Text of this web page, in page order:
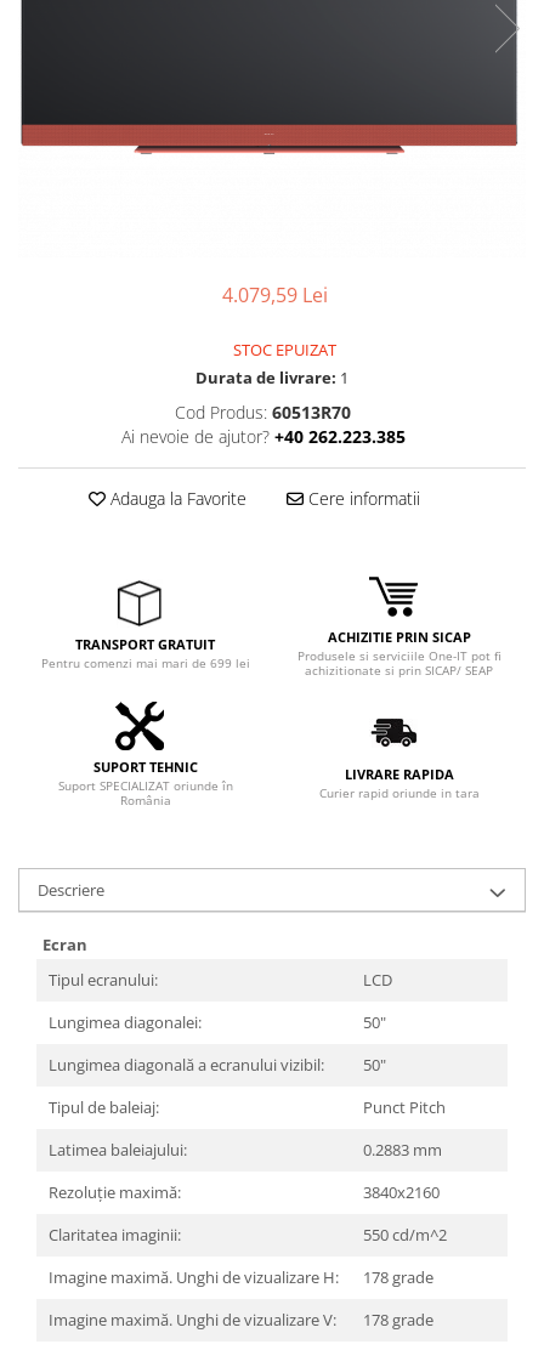
Tastaturi
4.079,59 Lei
STOC EPUIZAT
Durata de livrare: 1
Cod Produs: 60513R70
Ai nevoie de ajutor? +40 262.223.385
Adauga la Favorite Cere informatii
TRANSPORT GRATUIT
Pentru comenzi mai mari de 699 lei
ACHIZITIE PRIN SICAP
Produsele si serviciile One-IT pot fi
achizitionate si prin SICAP/ SEAP
SUPORT TEHNIC
Suport SPECIALIZAT oriunde în
România
LIVRARE RAPIDA
Curier rapid oriunde in tara
Descriere
Ecran
Tipul ecranului:
LCD
Lungimea diagonalei:
50"
Lungimea diagonală a ecranului vizibil:
50"
Tipul de baleiaj:
Punct Pitch
Latimea baleiajului:
0.2883 mm
Rezoluție maximă:
3840x2160
Claritatea imaginii:
550 cd/m^2
Imagine maximă. Unghi de vizualizare H:
178 grade
Imagine maximă. Unghi de vizualizare V:
178 grade